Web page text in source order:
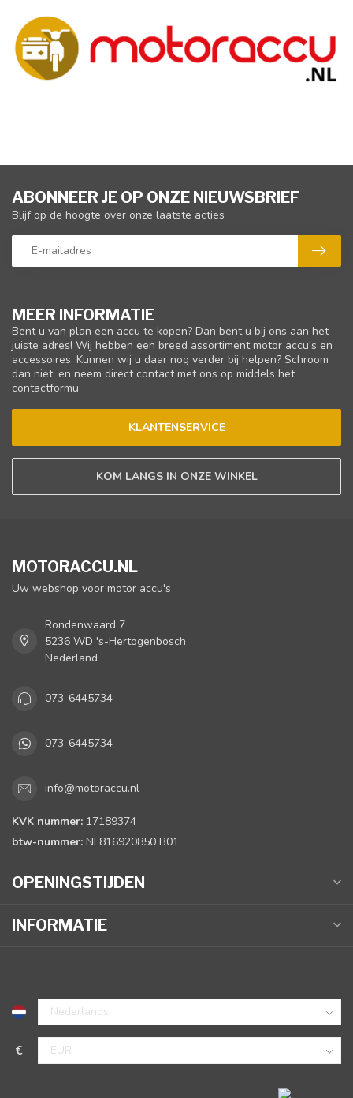
MEER INFORMATIE
Bent u van plan een accu te kopen? Dan bent u bij ons aan het
juiste adres! Wij hebben een breed assortiment motor accu's en
accessoires. Kunnen wij u daar nog verder bij helpen? Schroom
dan niet, en neem direct contact met ons op middels het
contactformu
KLANTENSERVICE
KOM LANGS IN ONZE WINKEL
ABONNEER JE OP ONZE NIEUWSBRIEF
Blijf op de hoogte over onze laatste acties
MOTORACCU.NL
Uw webshop voor motor accu's
Rondenwaard 7
5236 WD 's-Hertogenbosch
Nederland
073-6445734
073-6445734
info@motoraccu.nl
KVK nummer: 17189374
btw-nummer: NL816920850 B01
OPENINGSTIJDEN
INFORMATIE
€